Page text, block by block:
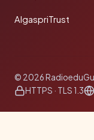
AlgaspriTrust
© 2026
HTTPS · TLS 1.3